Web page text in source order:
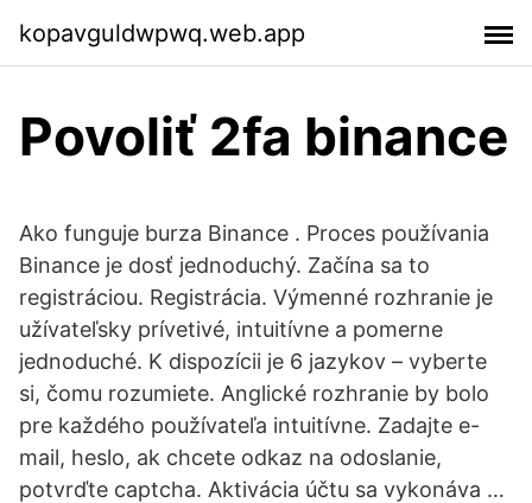
kopavguldwpwq.web.app
Povoliť 2fa binance
Ako funguje burza Binance . Proces používania
Binance je dosť jednoduchý. Začína sa to
registráciou. Registrácia. Výmenné rozhranie je
užívateľsky prívetivé, intuitívne a pomerne
jednoduché. K dispozícii je 6 jazykov – vyberte
si, čomu rozumiete. Anglické rozhranie by bolo
pre každého používateľa intuitívne. Zadajte e-
mail, heslo, ak chcete odkaz na odoslanie,
potvrďte captcha. Aktivácia účtu sa vykonáva …